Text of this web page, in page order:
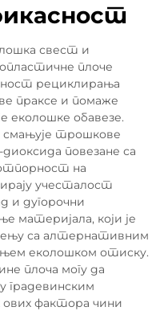
свест и
плоче
рециклирања
праксе и помаже
еколошке обавезе.
смањује трошкове
повезане са
на
учесталост
и дугорочни
материјала, који је
са алтернативним
еколошком отиску.
плоча могу да
градевинским
ових фактора чини